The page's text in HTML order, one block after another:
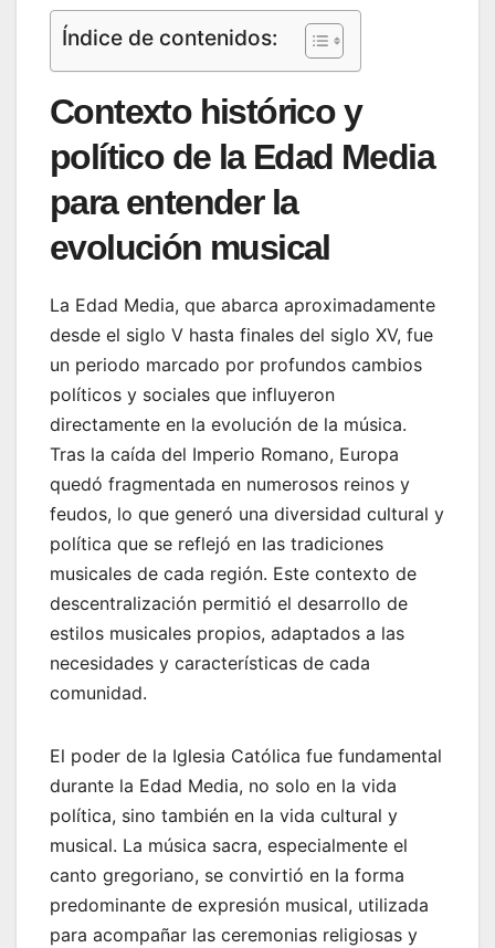
Índice de contenidos:
Contexto histórico y
político de la Edad Media
para entender la
evolución musical
La Edad Media, que abarca aproximadamente
desde el siglo V hasta finales del siglo XV, fue
un periodo marcado por profundos cambios
políticos y sociales que influyeron
directamente en la evolución de la música.
Tras la caída del Imperio Romano, Europa
quedó fragmentada en numerosos reinos y
feudos, lo que generó una diversidad cultural y
política que se reflejó en las tradiciones
musicales de cada región. Este contexto de
descentralización permitió el desarrollo de
estilos musicales propios, adaptados a las
necesidades y características de cada
comunidad.
El poder de la Iglesia Católica fue fundamental
durante la Edad Media, no solo en la vida
política, sino también en la vida cultural y
musical. La música sacra, especialmente el
canto gregoriano, se convirtió en la forma
predominante de expresión musical, utilizada
para acompañar las ceremonias religiosas y